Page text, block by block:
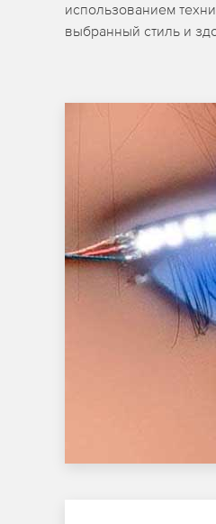
использованием
выбранный стиль и